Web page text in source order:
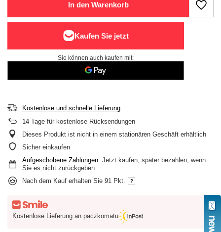
In den Warenkorb
Sie können auch kaufen mit:
Kostenlose und schnelle Lieferung
14 Tage für kostenlose Rücksendungen
Dieses Produkt ist nicht in einem stationären Geschäft erhältlich
Sicher einkaufen
Aufgeschobene Zahlungen . Jetzt kaufen, später bezahlen, wenn
Sie es nicht zurückgeben
Nach dem Kauf erhalten Sie 91 Pkt.
Kostenlose Lieferung an paczkomatu